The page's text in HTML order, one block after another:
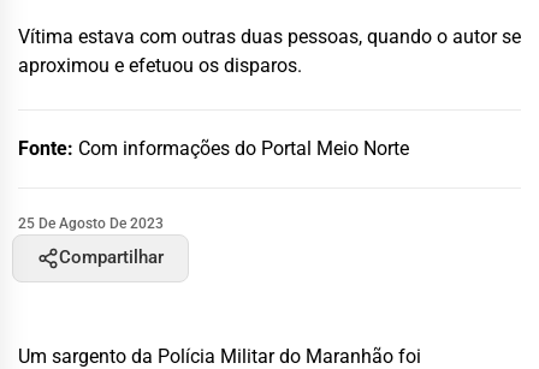
Vítima estava com outras duas pessoas, quando o autor se
aproximou e efetuou os disparos.
Fonte: Com informações do Portal Meio Norte
25 De Agosto De 2023
Compartilhar
Um sargento da Polícia Militar do Maranhão foi